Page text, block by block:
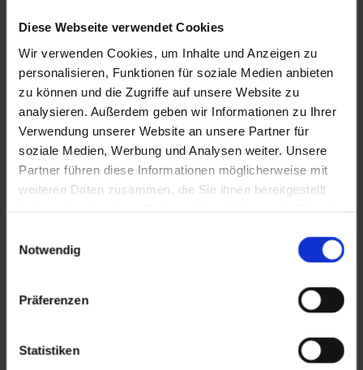
Diese Webseite verwendet Cookies
Wir verwenden Cookies, um Inhalte und Anzeigen zu
personalisieren, Funktionen für soziale Medien anbieten
zu können und die Zugriffe auf unsere Website zu
analysieren. Außerdem geben wir Informationen zu Ihrer
Verwendung unserer Website an unsere Partner für
soziale Medien, Werbung und Analysen weiter. Unsere
Partner führen diese Informationen möglicherweise mit
weiteren Daten zusammen, die Sie ihnen bereitgestellt
Notwendig
Präferenzen
Statistiken